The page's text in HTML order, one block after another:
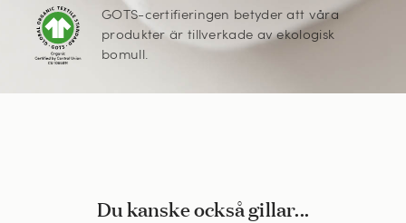
GOTS-certifieringen betyder att våra
produkter är tillverkade av ekologisk
bomull.
Du kanske också gillar...